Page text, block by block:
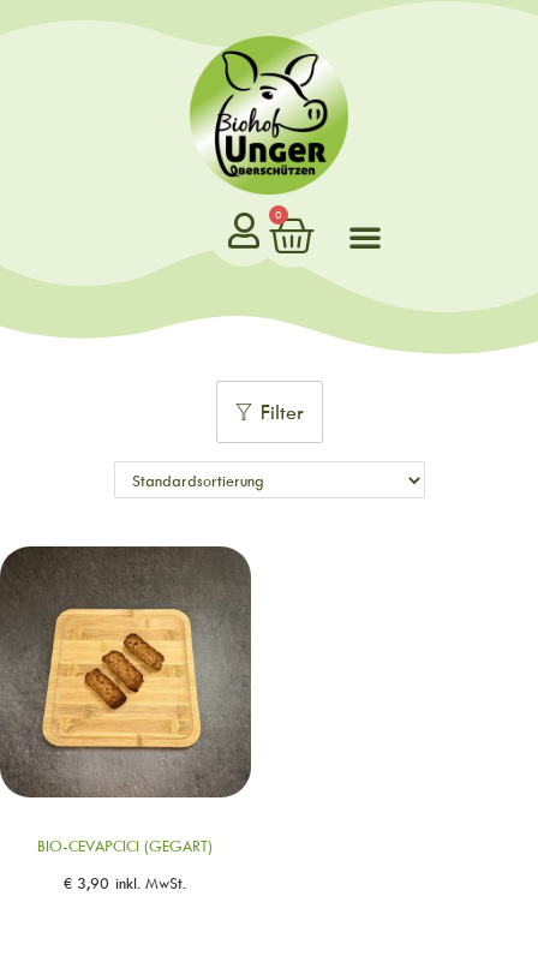
0
Filter
BIO-CEVAPCICI (GEGART)
€ 3,90 inkl. MwSt.